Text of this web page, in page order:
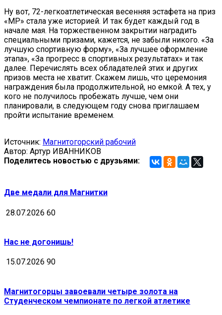
Ну вот, 72-легкоатлетическая весенняя эстафета на приз
«МР» стала уже историей. И так будет каждый год в
начале мая. На торжественном закрытии наградить
специальными призами, кажется, не забыли никого. «За
лучшую спортивную форму», «За лучшее оформление
этапа», «За прогресс в спортивных результатах» и так
далее. Перечислять всех обладателей этих и других
призов места не хватит. Скажем лишь, что церемония
награждения была продолжительной, но емкой. А тех, у
кого не получилось пробежать лучше, чем они
планировали, в следующем году снова приглашаем
пройти испытание временем.
Источник: Магнитогорский рабочий
Автор: Артур ИВАННИКОВ
Поделитесь новостью с друзьями:
Две медали для Магнитки
28.07.2026 60
Нас не догонишь!
15.07.2026 90
Магнитогорцы завоевали четыре золота на
Студенческом чемпионате по легкой атлетике